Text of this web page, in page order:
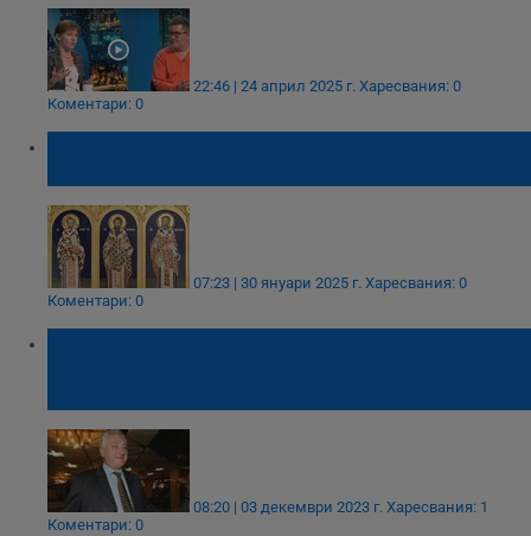
22:46 | 24 април 2025 г. Харесвания: 0
Коментари: 0
07:23 | 30 януари 2025 г. Харесвания: 0
Коментари: 0
08:20 | 03 декември 2023 г. Харесвания: 1
Коментари: 0